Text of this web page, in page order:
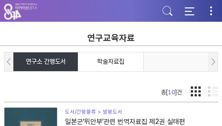
주
메
뉴
가
기
본
문
바
기
하
단
바
기
연구교육자료
연구소 간행도서 학술자료집
총[10]건
도서/간행물류 > 발행도서
일본군‘위안부’관련 번역자료집 제2권 실태편